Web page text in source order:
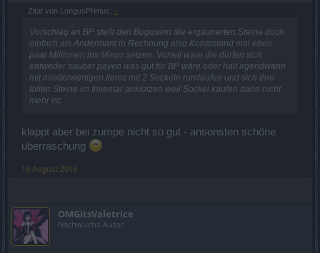
Zitat von LongusPrimus: ↑
Vorschlag an BP stellt den Bugusern die ergaunerten Steine doch
einfach als Andermant in Rechnung also Kontostand mal eben
paar Millionen ins Minus setzen. Vorteil wäre die dürfen sich
entweder sauber payen was gut für BP wäre oder halt irgendwann
mit minderwertigen Items mit 2 Sockeln rumlaufen und sich ihre
tollen Steine im Inventar anklotzen weil Sockel kaufen dann nicht
mehr ist.
klappt aber bei zumpe nicht so gut - ansonsten schöne
überraschung
16 August 2016
OMGitsValetrice
Nachwuchs-Autor